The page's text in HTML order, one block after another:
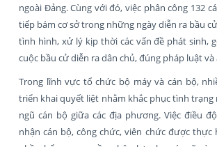
ngoài Đảng. Cùng với đó, việc phân công 132
tiếp bám cơ sở trong những ngày diễn ra bầu
tình hình, xử lý kịp thời các vấn đề phát sinh,
cuộc bầu cử diễn ra dân chủ, đúng pháp luật và
Trong lĩnh vực tổ chức bộ máy và cán bộ,
triển khai quyết liệt nhằm khắc phục tình trạng
ngũ cán bộ giữa các địa phương. Việc điều
nhận cán bộ, công chức, viên chức được thực